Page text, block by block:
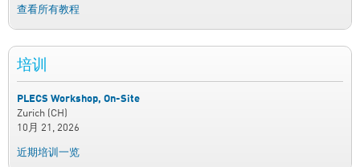
查看所有教程
培训
PLECS Workshop, On-Site
Zurich (CH)
10月 21, 2026
近期培训一览